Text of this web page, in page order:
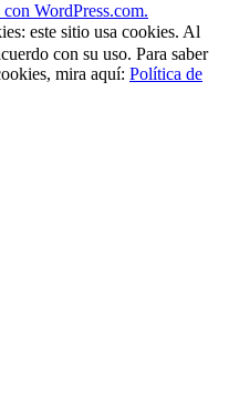
WordPress.com.
este sitio usa cookies. Al
con su uso. Para saber
mira aquí: Política de